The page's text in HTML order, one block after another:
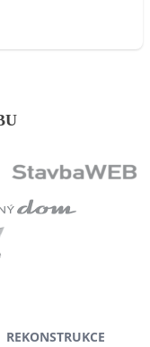
REKONSTRUKCE